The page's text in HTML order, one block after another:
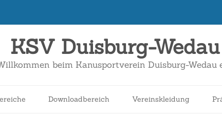
KSV Duisburg-Wedau
beim Kanusportverein Duisburg-Wedau
Inhalt
springen
Downloadbereich Vereinskleidung